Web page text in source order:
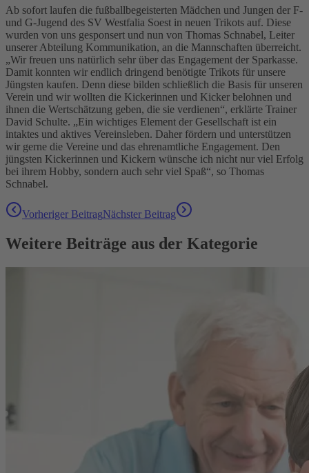
Ab sofort laufen die fußballbegeisterten Mädchen und Jungen der F-
und G-Jugend des SV Westfalia Soest in neuen Trikots auf. Diese
wurden von uns gesponsert und nun von Thomas Schnabel, Leiter
unserer Abteilung Kommunikation, an die Mannschaften überreicht.
„Wir freuen uns natürlich sehr über das Engagement der Sparkasse.
Damit konnten wir endlich dringend benötigte Trikots für unsere
Jüngsten kaufen. Denn diese bilden schließlich die Basis für unseren
Verein und wir wollten die Kickerinnen und Kicker belohnen und
ihnen die Wertschätzung geben, die sie verdienen“, erklärte Trainer
David Schulte. „Ein wichtiges Element der Gesellschaft ist ein
intaktes und aktives Vereinsleben. Daher fördern und unterstützen
wir gerne die Vereine und das ehrenamtliche Engagement. Den
jüngsten Kickerinnen und Kickern wünsche ich nicht nur viel Erfolg
bei ihrem Hobby, sondern auch sehr viel Spaß“, so Thomas
Schnabel.
Vorheriger BeitragNächster Beitrag
Weitere Beiträge aus der Kategorie